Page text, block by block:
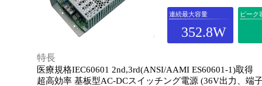
連続最大容量
352.8W
ピーク
特長
医療規格IEC60601 2nd,3rd(ANSI/AAMI ES60601-1)取得
超高効率 基板型AC-DCスイッチング電源 (36V出力、端